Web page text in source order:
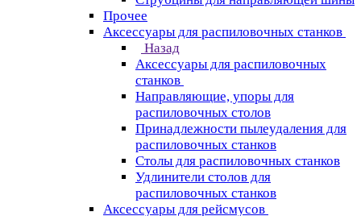
Прочее
Аксессуары для распиловочных станков
Назад
Аксессуары для распиловочных
станков
Направляющие, упоры для
распиловочных столов
Принадлежности пылеудаления для
распиловочных станков
Столы для распиловочных станков
Удлинители столов для
распиловочных станков
Аксессуары для рейсмусов